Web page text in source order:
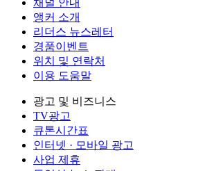
채널 안내
앵커 소개
리더스 뉴스레터
경품이벤트
위치 및 연락처
이용 도움말
광고 및 비즈니스
TV광고
큐톤시간표
인터넷 · 모바일 광고
사업 제휴